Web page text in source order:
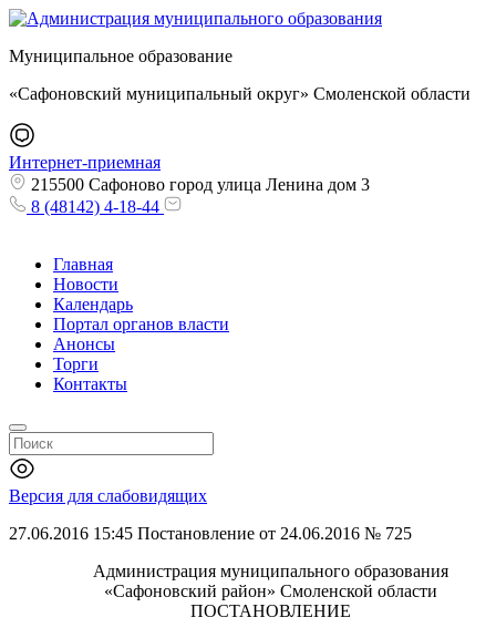
Муниципальное образование
«Сафоновский муниципальный округ» Смоленской области
Интернет-приемная
215500 Сафоново город улица Ленина дом 3
8 (48142) 4-18-44
Главная
Новости
Календарь
Портал органов власти
Анонсы
Торги
Контакты
Версия для слабовидящих
27.06.2016 15:45 Постановление от 24.06.2016 № 725
Администрация муниципального образования
«Сафоновский район» Смоленской области
ПОСТАНОВЛЕНИЕ